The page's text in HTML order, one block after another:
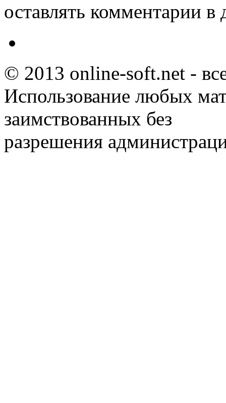
оставлять комментарии в
© 2013 online-soft.net -
Использование любых
заимствованных без
разрешения